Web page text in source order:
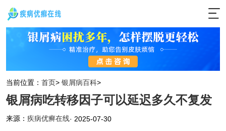
当前位置： 首页> 银屑病百科>
银屑病吃转移因子可以延迟多久不复发
来源： 疾病优癣在线· 2025-07-30